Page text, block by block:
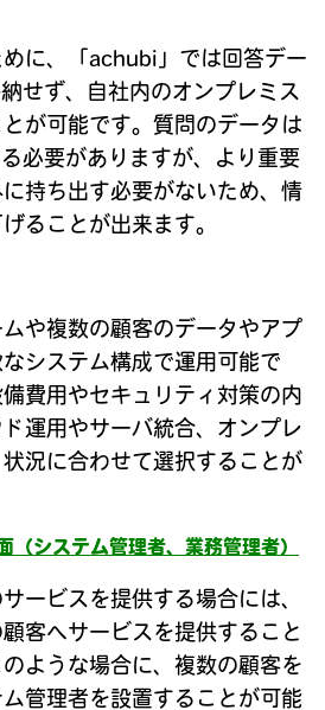
に、「achubi」では回答デー
せず、自社内のオンプレミス
が可能です。質問のデータは
必要がありますが、より重要
持ち出す必要がないため、情
ることが出来ます。
や複数の顧客のデータやアプ
システム構成で運用可能で
費用やセキュリティ対策の内
運用やサーバ統合、オンプレ
況に合わせて選択することが
（システム管理者、業務管理者）
ービスを提供する場合には、
客へサービスを提供すること
ような場合に、複数の顧客を
管理者を設置することが可能